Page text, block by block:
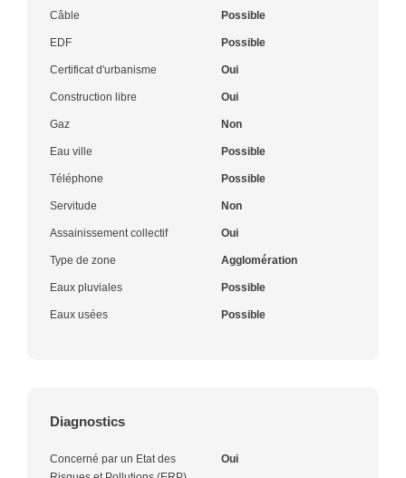
Câble Possible
EDF Possible
Certificat d'urbanisme Oui
Construction libre Oui
Gaz Non
Eau ville Possible
Téléphone Possible
Servitude Non
Assainissement collectif Oui
Type de zone Agglomération
Eaux pluviales Possible
Eaux usées Possible
Diagnostics
Concerné par un Etat des
Oui